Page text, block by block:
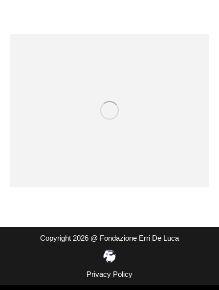
Copyright 2026 @ Fondazione Erri De Luca
Privacy Policy